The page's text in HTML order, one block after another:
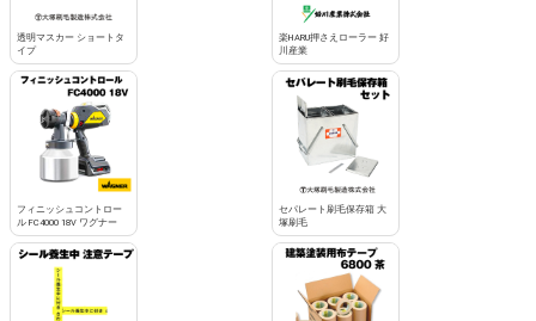
透明マスカー ショートタ
イプ
楽HARU押さえローラー 好
川産業
フィニッシュコントロー
ル FC4000 18V ワグナー
セパレート刷毛保存箱 大
塚刷毛